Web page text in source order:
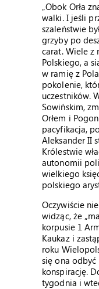
„Obok Orła
walki. I jeśli
szaleństwie
grzyby po
carat. Wiele z
Polskiego, a
w ramię z
pokolenie,
uczestników.
Sowińskim,
Orłem i
pacyfikacja,
Aleksander II
Królestwie
autonomii
wielkiego
polskiego
Oczywiście
widząc, że
korpusie 1
Kaukaz i
roku
się ona
konspirację.
tygodnia i